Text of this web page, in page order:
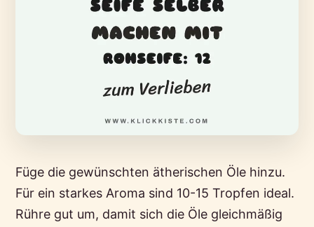
Füge die gewünschten ätherischen Öle hinzu.
Für ein starkes Aroma sind 10-15 Tropfen ideal.
Rühre gut um, damit sich die Öle gleichmäßig